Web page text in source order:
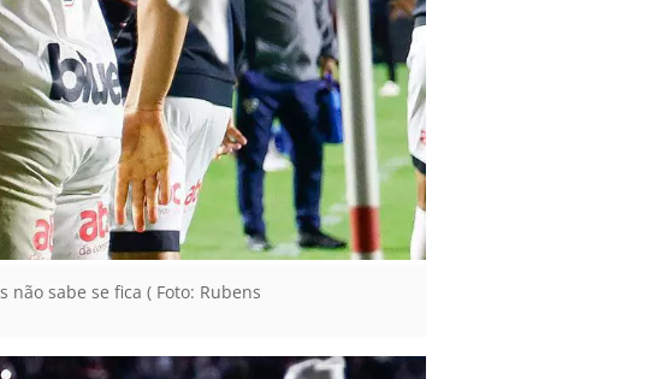
sabe se fica ( Foto: Rubens